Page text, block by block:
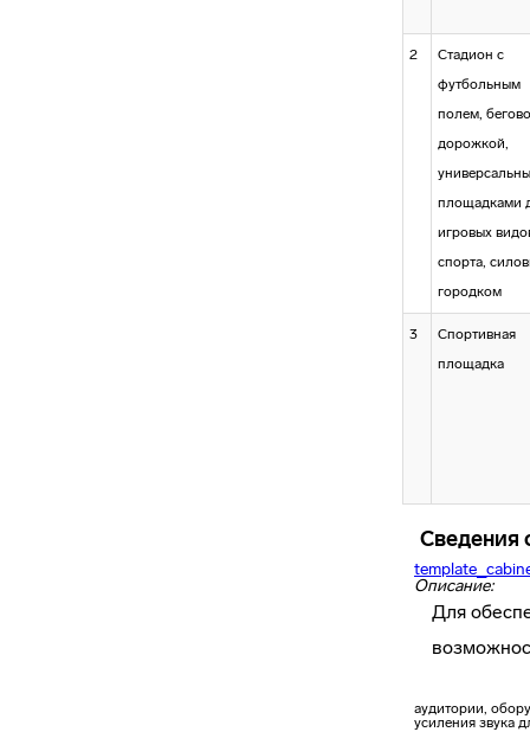
2
Стадион с
футбольным
полем,
дорожкой,
площадками
игровых
спорта,
городком
3
Спортивная
площадка
Сведения
Описание:
Для
аудитории,
усиления звука